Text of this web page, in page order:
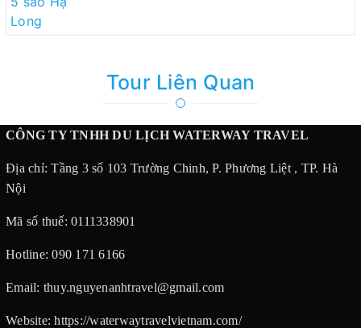
Tour Liên Quan
CÔNG TY TNHH DU LỊCH WATERWAY TRAVEL
Địa chỉ: Tầng 3 số 103 Trường Chinh, P. Phương Liệt , TP. Hà
Nội
Mã số thuế: 0111338901
Hotline: 090 171 6166
Email: thuy.nguyenanhtravel@gmail.com
Website: https://waterwaytravelvietnam.com/